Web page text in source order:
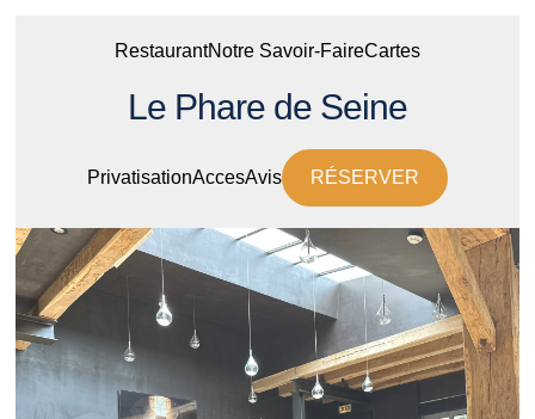
RestaurantNotre Savoir-FaireCartes
Le Phare de Seine
PrivatisationAccesAvis RÉSERVER